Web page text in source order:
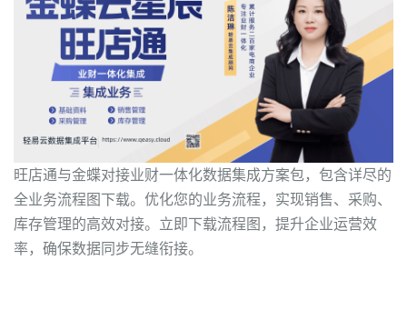
旺店通与金蝶对接业财一体化数据集成方案包，包含详尽的
全业务流程图下载。优化您的业务流程，实现销售、采购、
库存管理的高效对接。立即下载流程图，提升企业运营效
率，确保数据同步无缝衔接。